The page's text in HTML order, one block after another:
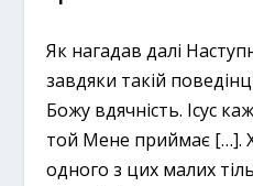
Як нагадав далі
завдяки такій
Божу вдячність. Ісус
той Мене приймає […].
одного з цих малих